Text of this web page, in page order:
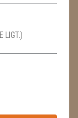
LIGT.)